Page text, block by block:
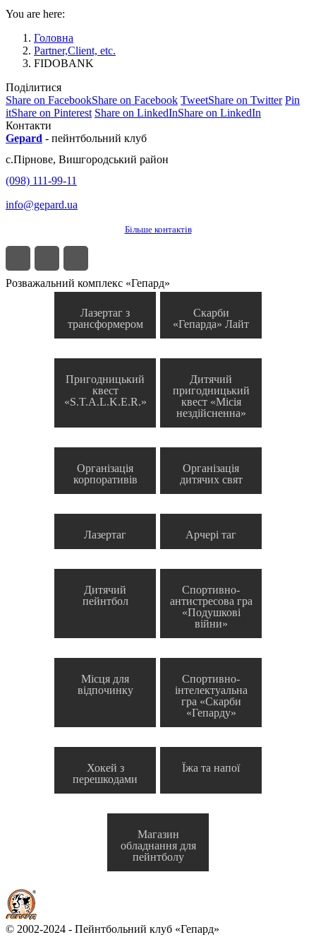
You are here:
Головна
Partner,Client, etc.
FIDOBANK
Поділитися
Share on FacebookShare on Facebook TweetShare on Twitter Pin
itShare on Pinterest Share on LinkedInShare on LinkedIn
Контакти
Gepard - пейнтбольний клуб
с.Пірнове, Вишгородський район
(098) 111-99-11
info@gepard.ua
Більше контактів
Розважальний комплекс «Гепард»
Лазертаг з
трансформером
Скарби
«Гепарда» Лайт
Пригодницький
квест
«S.T.A.L.K.E.R.»
Дитячий
пригодницький
квест «Місія
нездійсненна»
Організація
корпоративів
Організація
дитячих свят
Лазертаг Арчері таг
Дитячий
пейнтбол
Спортивно-
антистресова гра
«Подушкові
війни»
Місця для
відпочинку
Спортивно-
інтелектуальна
гра «Скарби
«Гепарду»
Хокей з
перешкодами
Їжа та напої
Магазин
обладнання для
пейнтболу
© 2002-2024 - Пейнтбольний клуб «Гепард»